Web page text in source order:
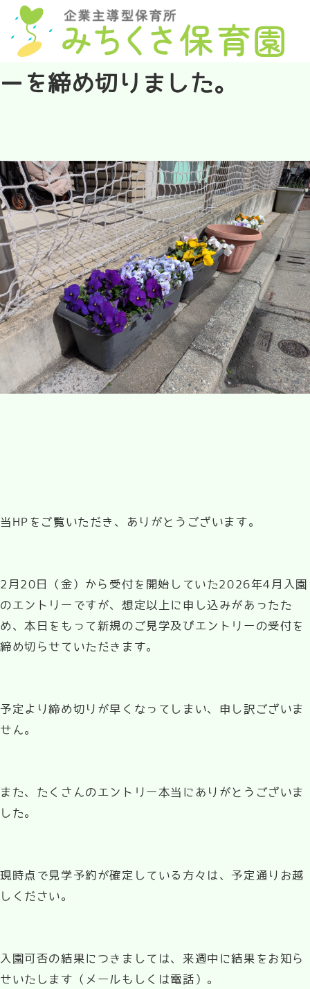
2026.02.27
2026年4月の入園エントリ
ーを締め切りました。
当HPをご覧いただき、ありがとうございます。
2月20日（金）から受付を開始していた2026年4月入園
のエントリーですが、想定以上に申し込みがあったた
め、本日をもって新規のご見学及びエントリーの受付を
締め切らせていただきます。
予定より締め切りが早くなってしまい、申し訳ございま
せん。
また、たくさんのエントリー本当にありがとうございま
した。
現時点で見学予約が確定している方々は、予定通りお越
しください。
入園可否の結果につきましては、来週中に結果をお知ら
せいたします（メールもしくは電話）。